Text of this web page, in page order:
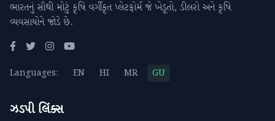
ભારતનું સૌથી મોટું કૃષિ વર્ગીકૃત પ્લેટફોર્મ જે ખેડૂતો, ડીલરો અને કૃષિ
વ્યવસાયોને જોડે છે.
Languages: EN HI MR GU
ઝડપી લિંક્સ